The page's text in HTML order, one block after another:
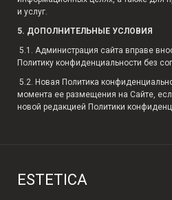
и услуг.
5. ДОПОЛНИТЕЛЬНЫЕ УСЛОВИЯ
5.1. Администрация сайта вправе
Политику конфиденциальности без
5.2. Новая Политика
момента ее размещения на Сайте,
новой редакцией Политики
ESTETICA